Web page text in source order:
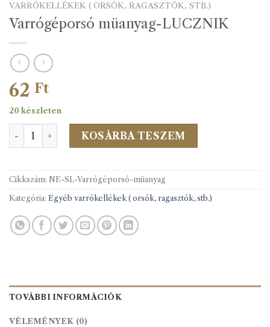
VARRÓKELLÉKEK ( ORSÓK, RAGASZTÓK, STB.)
Varrógéporsó müanyag-LUCZNIK
62 Ft
20 készleten
Varrógéporsó müanyag-LUCZNIK mennyiség
KOSÁRBA TESZEM
Cikkszám: NE-SL-Varrógéporsó-müanyag
Kategória: Egyéb varrókellékek ( orsók, ragasztók, stb.)
TOVÁBBI INFORMÁCIÓK
VÉLEMÉNYEK (0)